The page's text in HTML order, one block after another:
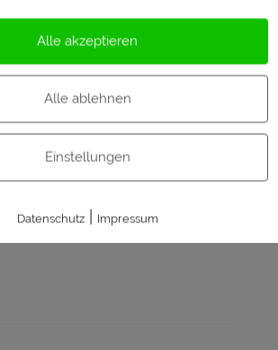
ein
mittellang, fruchtig, leicht
Alle akzeptieren
Alle ablehnen
Einstellungen
Datenschutz| Impressum